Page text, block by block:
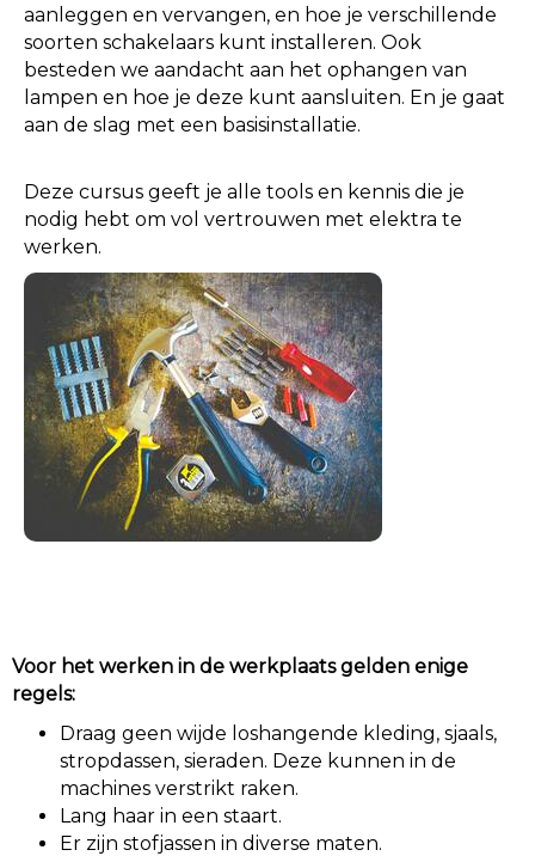
aanleggen en vervangen, en hoe je verschillende
soorten schakelaars kunt installeren. Ook
besteden we aandacht aan het ophangen van
lampen en hoe je deze kunt aansluiten. En je gaat
aan de slag met een basisinstallatie.
Deze cursus geeft je alle tools en kennis die je
nodig hebt om vol vertrouwen met elektra te
werken.
Voor het werken in de werkplaats gelden enige
regels:
Draag geen wijde loshangende kleding, sjaals,
stropdassen, sieraden. Deze kunnen in de
machines verstrikt raken.
Lang haar in een staart.
Er zijn stofjassen in diverse maten.